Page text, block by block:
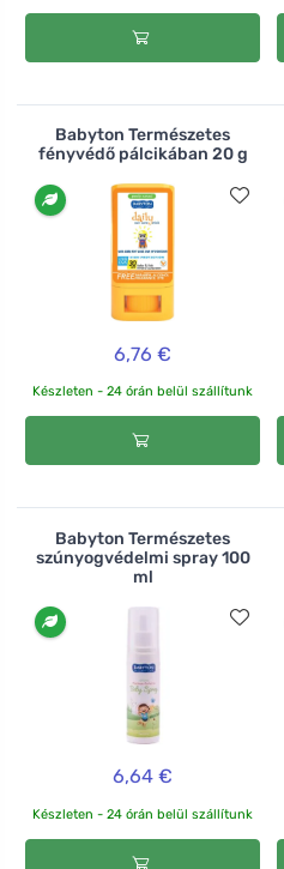
Babyton Természetes
fényvédő pálcikában 20 g
6,76 €
Készleten - 24 órán belül szállítunk
Babyton Természetes
szúnyogvédelmi spray 100
ml
6,64 €
Készleten - 24 órán belül szállítunk